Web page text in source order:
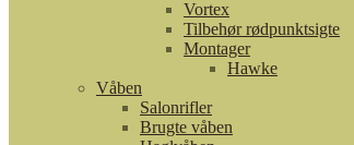
Vortex
Tilbehør rødpunktsigte
Montager
Hawke
Våben
Salonrifler
Brugte våben